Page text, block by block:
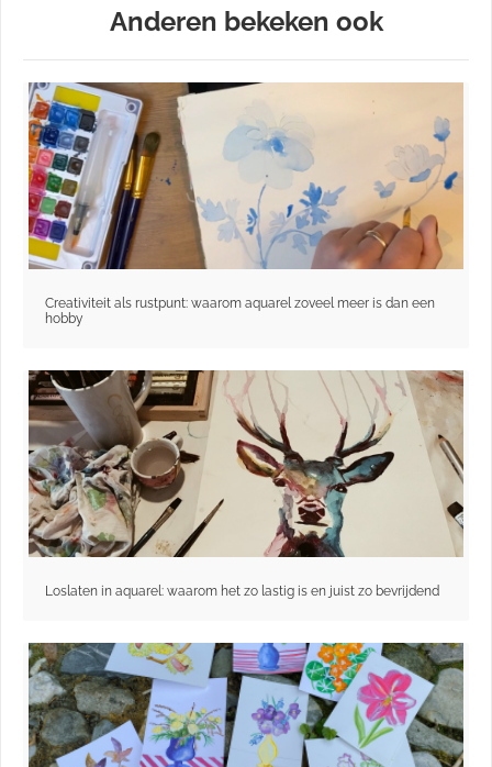
Anderen bekeken ook
Creativiteit als rustpunt: waarom aquarel zoveel meer is dan een
hobby
Loslaten in aquarel: waarom het zo lastig is en juist zo bevrijdend